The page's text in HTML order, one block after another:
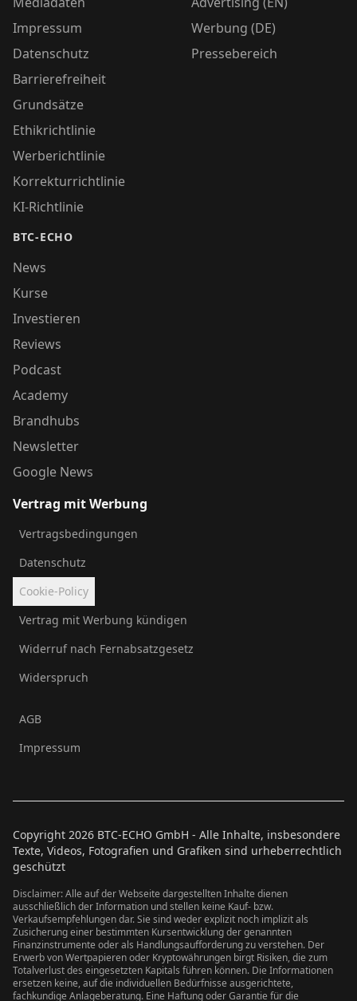
Impressum
Datenschutz
Barrierefreiheit
Grundsätze
Ethikrichtlinie
Werberichtlinie
Korrekturrichtlinie
KI-Richtlinie
BTC-ECHO
News
Kurse
Investieren
Reviews
Podcast
Academy
Brandhubs
Newsletter
Google News
Werbung (DE)
Pressebereich
Vertrag mit Werbung
Vertragsbedingungen
Datenschutz
Cookie-Policy
Vertrag mit Werbung kündigen
Widerruf nach Fernabsatzgesetz
Widerspruch
AGB
Impressum
Copyright 2026 BTC-ECHO GmbH - Alle Inhalte, insbesondere
Texte, Videos, Fotografien und Grafiken sind urheberrechtlich
geschützt
Disclaimer: Alle auf der Webseite dargestellten Inhalte dienen
ausschließlich der Information und stellen keine Kauf- bzw.
Verkaufsempfehlungen dar. Sie sind weder explizit noch implizit als
Zusicherung einer bestimmten Kursentwicklung der genannten
Finanzinstrumente oder als Handlungsaufforderung zu verstehen. Der
Erwerb von Wertpapieren oder Kryptowährungen birgt Risiken, die zum
Totalverlust des eingesetzten Kapitals führen können. Die Informationen
ersetzen keine, auf die individuellen Bedürfnisse ausgerichtete,
fachkundige Anlageberatung. Eine Haftung oder Garantie für die